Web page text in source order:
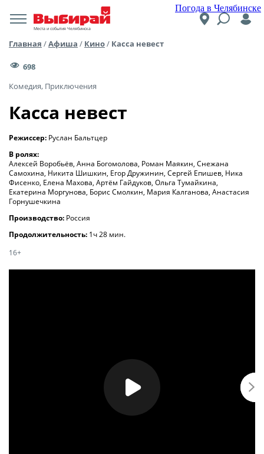
Погода в Челябинске
Места и события Челябинска
Главная /Афиша / Кино/ Касса невест
698
Комедия, Приключения
Касса невест
Режиссер: Руслан Бальтцер
В ролях:
Алексей Воробьёв, Анна Богомолова, Роман Маякин, Снежана
Самохина, Никита Шишкин, Егор Дружинин, Сергей Епишев, Ника
Фисенко, Елена Махова, Артём Гайдуков, Ольга Тумайкина,
Екатерина Моргунова, Борис Смолкин, Мария Калганова, Анастасия
Горнушечкина
Производство: Россия
Продолжительность: 1ч 28 мин.
16+